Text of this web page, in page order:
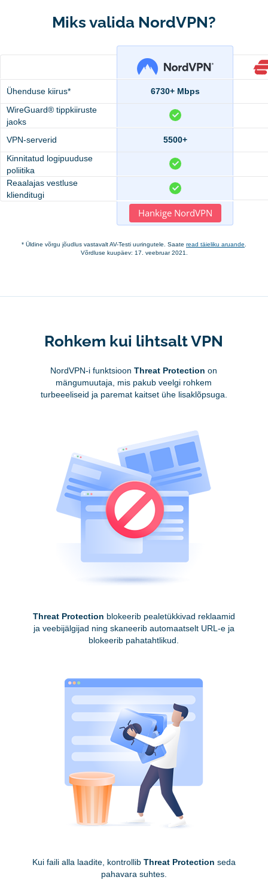
Miks valida NordVPN?
Ühenduse kiirus* 6730+ Mbps
WireGuard® tippkiiruste
jaoks
VPN-serverid
5500+
Kinnitatud logipuuduse
poliitika
Reaalajas vestluse
klienditugi
Hankige NordVPN
* Üldine võrgu jõudlus vastavalt AV-Testi uuringutele. Saate read täieliku aruande
Võrdluse kuupäev: 17. veebruar 2021.
Rohkem kui lihtsalt VPN
NordVPN-i funktsioonThreat Protection on
mängumuutaja, mis pakub veelgi rohkem
turbeeeliseid ja paremat kaitset ühe lisaklõpsuga.
Threat Protection blokeerib pealetükkivad reklaamid
ja veebijälgijad ning skaneerib automaatselt URL-e ja
blokeerib pahatahtlikud.
Kui faili alla laadite, kontrollib Threat Protection seda
pahavara suhtes.